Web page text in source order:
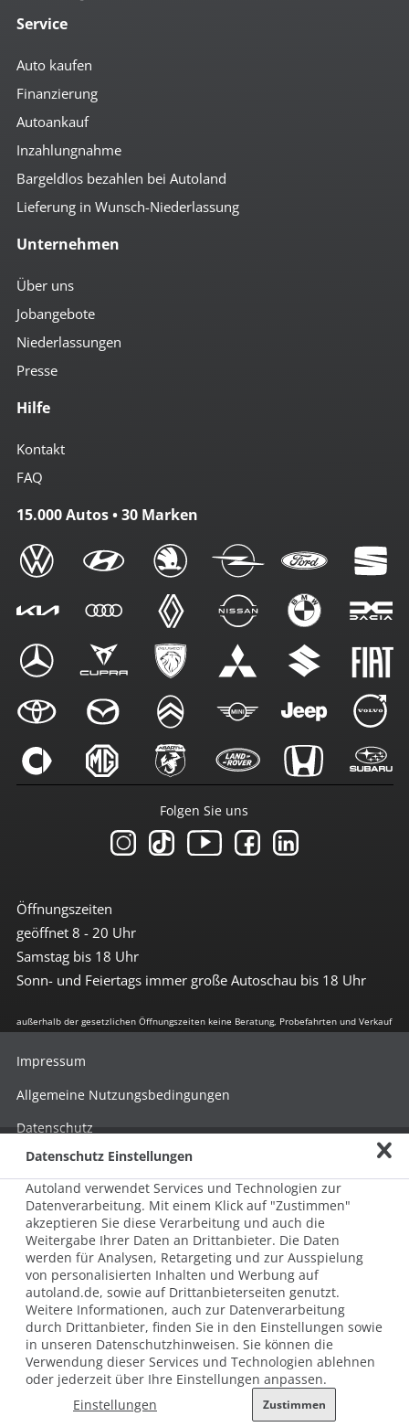
Service
Auto kaufen
Finanzierung
Autoankauf
Inzahlungnahme
Bargeldlos bezahlen bei Autoland
Lieferung in Wunsch-Niederlassung
Unternehmen
Über uns
Jobangebote
Niederlassungen
Presse
Hilfe
Kontakt
FAQ
15.000 Autos • 30 Marken
Öffnungszeiten
geöffnet 8 - 20 Uhr
Samstag bis 18 Uhr
Sonn- und Feiertags immer große Autoschau bis 18 Uhr
Folgen Sie uns
außerhalb der gesetzlichen Öffnungszeiten keine Beratung, Probefahrten und Verkauf
© 2026 AUTOLAND 24 SE & Co. Betriebs KG
Werner-von-Siemens-Str. 2, 06796 Brehna, Deutschland
Impressum
Allgemeine Nutzungsbedingungen
Datenschutz
Hinweisgebersystem nach HinSchG
Beschwerde nach LkSG
Grundsatzerklärung zum LkSG
Datenschutz Einstellungen
Autoland verwendet Services und Technologien zur
Datenverarbeitung. Mit einem Klick auf "Zustimmen"
akzeptieren Sie diese Verarbeitung und auch die
Weitergabe Ihrer Daten an Drittanbieter. Die Daten
werden für Analysen, Retargeting und zur Ausspielung
von personalisierten Inhalten und Werbung auf
autoland.de, sowie auf Drittanbieterseiten genutzt.
Weitere Informationen, auch zur Datenverarbeitung
durch Drittanbieter, finden Sie in den Einstellungen sowie
in unseren Datenschutzhinweisen. Sie können die
Verwendung dieser Services und Technologien ablehnen
oder jederzeit über Ihre Einstellungen anpassen.
Einstellungen
Zustimmen